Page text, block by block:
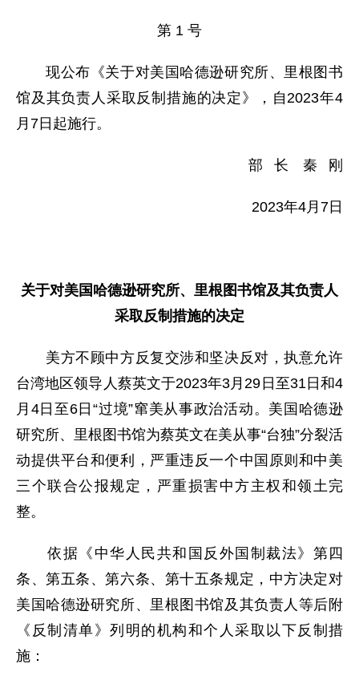
第 1 号
现公布《关于对美国哈德逊研究所、里根图书
馆及其负责人采取反制措施的决定》，自2023年4
月7日起施行。
部 长 秦 刚
2023年4月7日
关于对美国哈德逊研究所、里根图书馆及其负责人
采取反制措施的决定
美方不顾中方反复交涉和坚决反对，执意允许
台湾地区领导人蔡英文于2023年3月29日至31日和4
月4日至6日“过境”窜美从事政治活动。美国哈德逊
研究所、里根图书馆为蔡英文在美从事“台独”分裂活
动提供平台和便利，严重违反一个中国原则和中美
三个联合公报规定，严重损害中方主权和领土完
整。
依据《中华人民共和国反外国制裁法》第四
条、第五条、第六条、第十五条规定，中方决定对
美国哈德逊研究所、里根图书馆及其负责人等后附
《反制清单》列明的机构和个人采取以下反制措
施：